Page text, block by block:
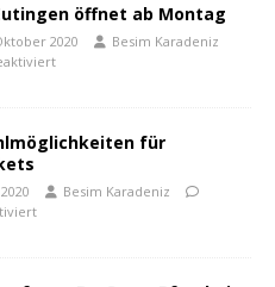
öffnet ab Montag
2020
Besim Karadeniz
für
Besim Karadeniz